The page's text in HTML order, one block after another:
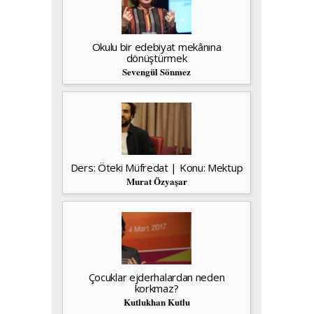
Okulu bir edebiyat mekânına
dönüştürmek
Sevengül Sönmez
Ders: Öteki Müfredat | Konu: Mektup
Murat Özyaşar
Çocuklar ejderhalardan neden
korkmaz?
Kutlukhan Kutlu